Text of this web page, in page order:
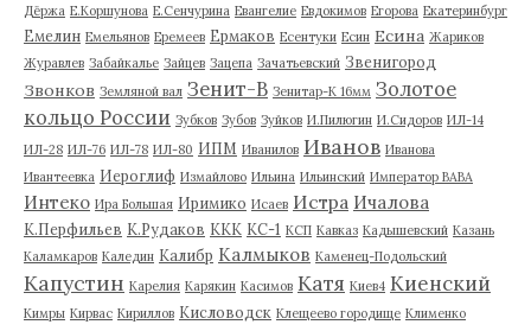
Дёржа Е.Коршунова Е.Сенчурина Евангелие Евдокимов Егорова Екатеринбург
Емелин Емельянов Еремеев Ермаков Есентуки Есин Есина Жариков
Журавлев Забайкалье Зайцев Зацепа Зачатьевский Звенигород
Звонков Земляной вал Зенит-В Зенитар-К 16мм Золотое
кольцо России Зубков Зубов Зуйков И.Пилюгин И.Сидоров ИЛ-14
ИЛ-28 ИЛ-76 ИЛ-78 ИЛ-80 ИПМ Иванилов Иванов Иванова
Ивантеевка Иероглиф Измайлово Ильина Ильинский Император ВАВА
Интеко Ира Большая Иримико Исаев Истра Ичалова
К.Перфильев К.Рудаков ККК КС-1 КСП Кавказ Кадышевский Казань
Каламкаров Каледин Калибр Калмыков Каменец-Подольский
Капустин Карелия Карякин Касимов Катя Киев4 Киенский
Кимры Кирвас Кириллов Кисловодск Клещеево городище Клименко